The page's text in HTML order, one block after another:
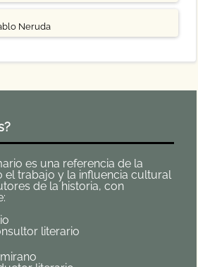
Neruda
es una referencia de la
el trabajo y la influencia cultural
de la historia, con
literario